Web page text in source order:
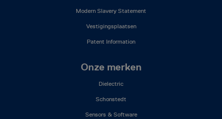
Modern Slavery Statement
Vestigingsplaatsen
Patent Information
Onze merken
Dielectric
Schonstedt
Sensors & Software